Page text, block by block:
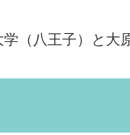
（八王子）と大